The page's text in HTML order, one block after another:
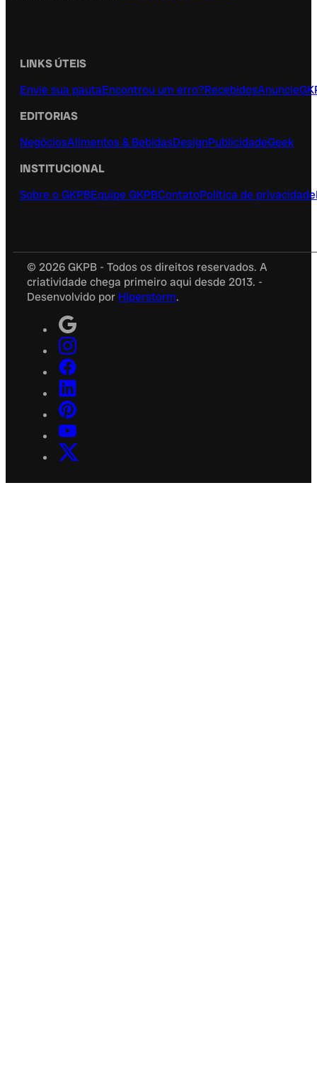
LINKS ÚTEIS
Envie sua pautaEncontrou um erro?RecebidosAnuncie
EDITORIAS
NegóciosAlimentos & BebidasDesignPublicidadeGeek
INSTITUCIONAL
Sobre o GKPBEquipe GKPBContatoPolítica de privacidade
© 2026 GKPB - Todos os direitos reservados. A
criatividade chega primeiro aqui desde 2013. -
Desenvolvido por Hiperstorm.